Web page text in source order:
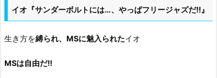
イオ『サンダーボルトには…、やっぱフリージャズだ!!』
生き方を縛られ、MSに魅入られたイオ
MSは自由だ!!